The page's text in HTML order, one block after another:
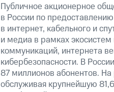
Публичное акционерное
в России по
в интернет, кабельного и
и медиа в рамках
коммуникаций, интернета
кибербезопасности. В
87 миллионов абонентов.
обслуживая крупнейшую